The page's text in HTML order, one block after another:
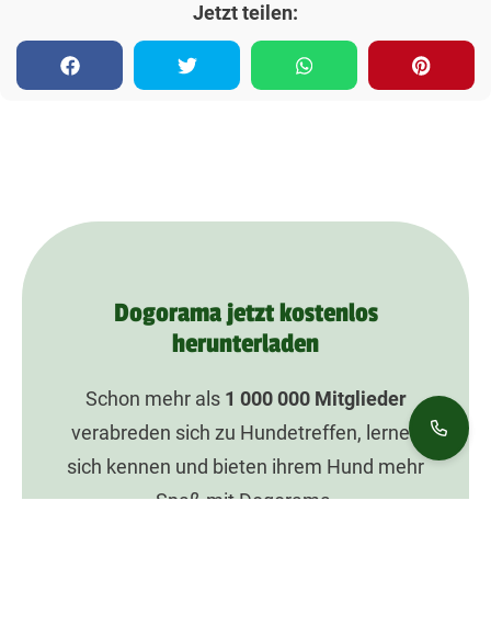
Jetzt teilen:
Dogorama jetzt kostenlos
herunterladen
Schon mehr als 1 000 000Mitglieder
verabreden sich zu Hundetreffen, lernen
sich kennen und bieten ihrem Hund mehr
Spaß mit Dogorama.